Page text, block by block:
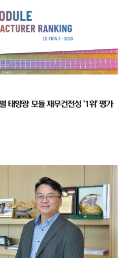
태양광 모듈 재무건전성 '1위' 평가